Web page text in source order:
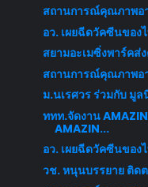
สถานการณ์คุณภาพอ
อว. เผยฉีดวัคซีนขอ
สยามอะเมซิ่งพาร์คส่
สถานการณ์คุณภาพอ
ม.นเรศวร ร่วมกับ มู
ททท.จัดงาน
AMAZIN...
อว. เผยฉีดวัคซีนขอ
วช. หนุนบรรยาย ติด